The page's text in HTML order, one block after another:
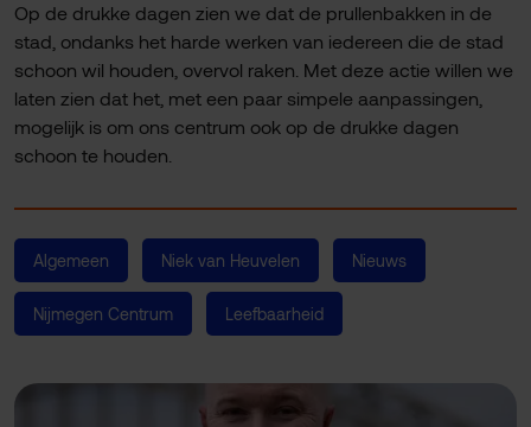
Op de drukke dagen zien we dat de prullenbakken in de
stad, ondanks het harde werken van iedereen die de stad
schoon wil houden, overvol raken. Met deze actie willen we
laten zien dat het, met een paar simpele aanpassingen,
mogelijk is om ons centrum ook op de drukke dagen
schoon te houden.
Algemeen Niek van Heuvelen Nieuws
Nijmegen Centrum Leefbaarheid